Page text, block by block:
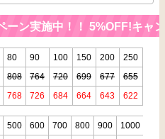
ン実施中！！ 5%OFF!キャン
80 90 100 150 200
250
808 764 720 699 677
655
768 726 684 664 643 622
500 600 700 800 900
1000